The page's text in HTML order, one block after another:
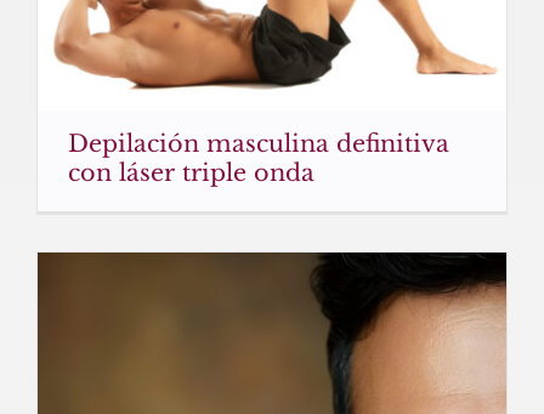
Depilación masculina definitiva
con láser triple onda